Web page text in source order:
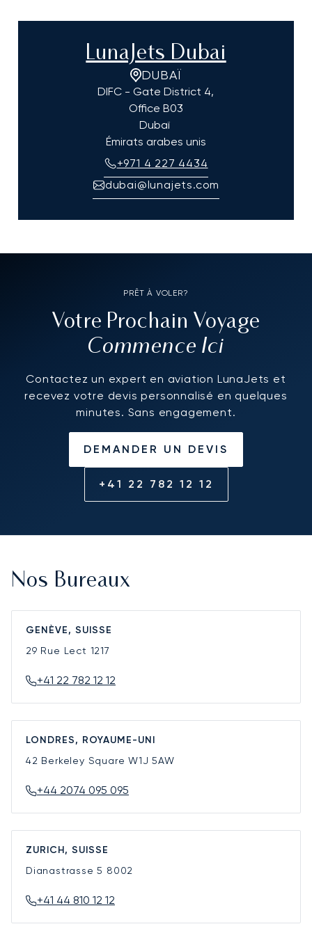
LunaJets Dubai
DUBAÏ
DIFC - Gate District 4,
Office B03
Dubaï
Émirats arabes unis
+971 4 227 4434
dubai@lunajets.com
PRÊT À VOLER?
Votre Prochain Voyage
Commence Ici
Contactez un expert en aviation LunaJets et
recevez votre devis personnalisé en quelques
minutes. Sans engagement.
DEMANDER UN DEVIS
+41 22 782 12 12
Nos Bureaux
GENÈVE, SUISSE
29 Rue Lect 1217
+41 22 782 12 12
LONDRES, ROYAUME-UNI
42 Berkeley SquareW1J 5AW
+44 2074 095 095
ZURICH, SUISSE
Dianastrasse 5 8002
+41 44 810 12 12